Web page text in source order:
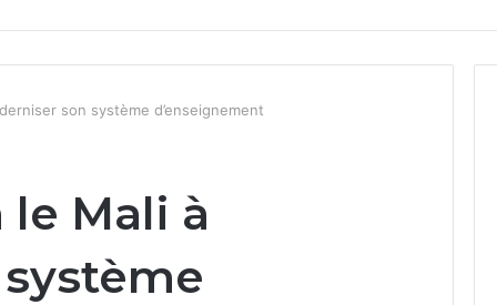
se tourner vers des études scientifiques, selon un responsable malien
son système d’enseignement
le Mali à